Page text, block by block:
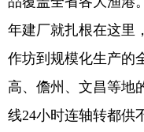
年建厂就扎根在这里
作坊到规模化生产的
高、儋州、文昌等地
线24小时连轴转都供